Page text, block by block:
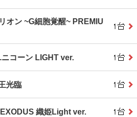
オン ~G細胞覚醒~ PREMIU
コーン LIGHT ver.
光臨
織姫Light ver.